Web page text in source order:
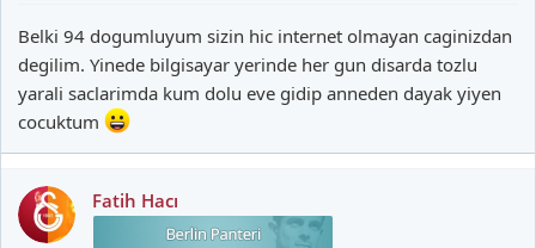
Belki 94 dogumluyum sizin hic internet olmayan caginizdan
degilim. Yinede bilgisayar yerinde her gun disarda tozlu
yarali saclarimda kum dolu eve gidip anneden dayak yiyen
cocuktum
Fatih Hacı